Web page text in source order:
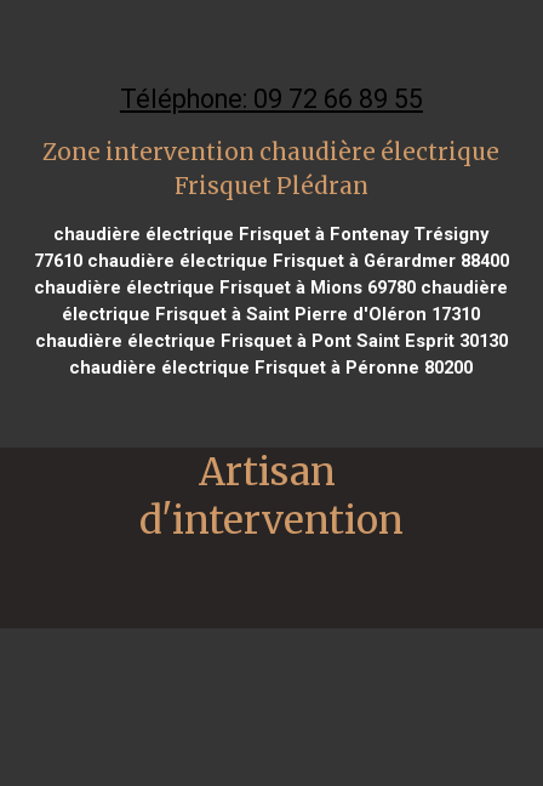
Téléphone: 09 72 66 89 55
Zone intervention chaudière électrique
Frisquet Plédran
chaudière électrique Frisquet à Fontenay Trésigny
77610chaudière électrique Frisquet à Gérardmer 88400
chaudière électrique Frisquet à Mions 69780 chaudière
électrique Frisquet à Saint Pierre d'Oléron 17310
chaudière électrique Frisquet à Pont Saint Esprit 30130
chaudière électrique Frisquet à Péronne 80200
Artisan
d'intervention